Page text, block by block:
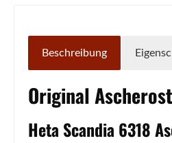
Beschreibung
OriginalAscherost
HetaScandia6318